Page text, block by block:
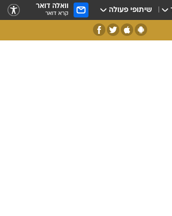
שיתופי פעולה וואלה דואר
קרא דואר